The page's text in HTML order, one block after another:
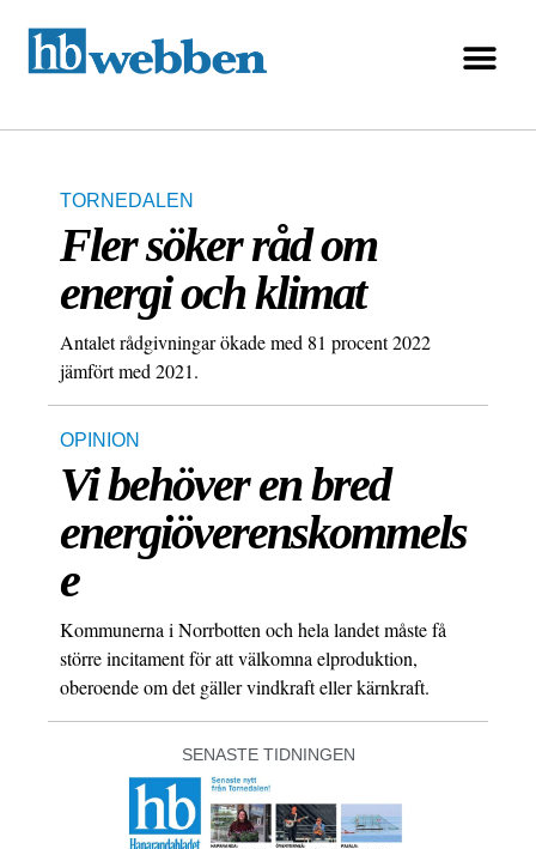
TORNEDALEN
Fler söker råd om
energi och klimat
Antalet rådgivningar ökade med 81 procent 2022
jämfört med 2021.
OPINION
Vi behöver en bred
energiöverenskommels
e
Kommunerna i Norrbotten och hela landet måste få
större incitament för att välkomna elproduktion,
oberoende om det gäller vindkraft eller kärnkraft.
SENASTE TIDNINGEN